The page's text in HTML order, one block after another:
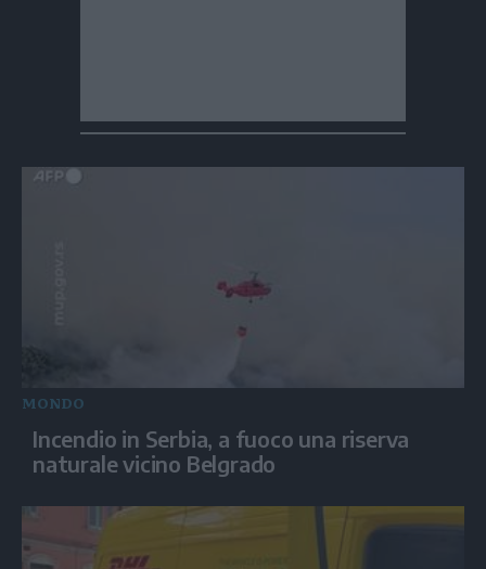
MONDO
Incendio in Serbia, a fuoco una riserva
naturale vicino Belgrado